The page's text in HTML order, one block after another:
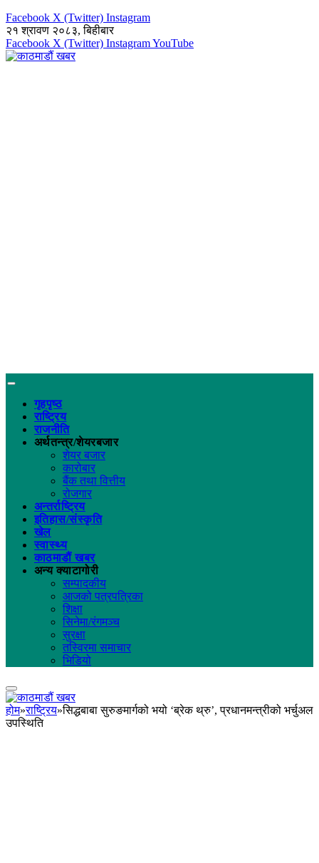
Facebook X (Twitter) Instagram
२१ श्रावण २०८३, बिहीबार
Facebook X (Twitter) InstagramYouTube
गृहपृष्ठ
राष्ट्रिय
राजनीति
अर्थतन्त्र/शेयरबजार
शेयर बजार
कारोबार
बैंक तथा वित्तीय
रोजगार
अन्तर्राष्ट्रिय
इतिहास/संस्कृति
खेल
स्वास्थ्य
काठमाडौं खबर
अन्य क्याटागोरी
सम्पादकीय
आजको पत्रपत्रिका
शिक्षा
सिनेमा/रंगमञ्च
सुरक्षा
तस्विरमा समाचार
भिडियो
होम»राष्ट्रिय»सिद्धबाबा सुरुङमार्गको भयो ‘ब्रेक थ्रु’, प्रधानमन्त्रीको भर्चुअल
उपस्थिति